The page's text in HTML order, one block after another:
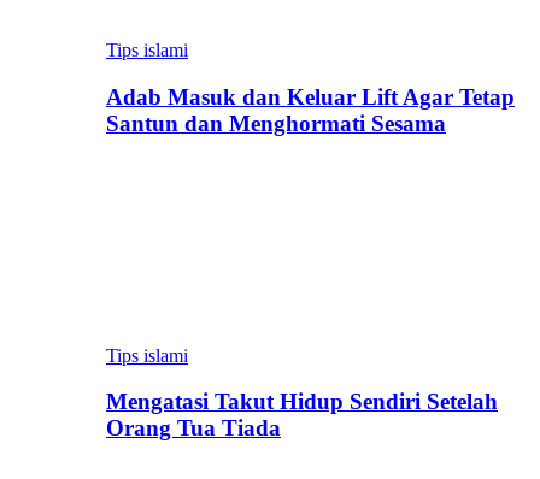
Tips islami
Adab Masuk dan Keluar Lift Agar Tetap
Santun dan Menghormati Sesama
Tips islami
Mengatasi Takut Hidup Sendiri Setelah
Orang Tua Tiada